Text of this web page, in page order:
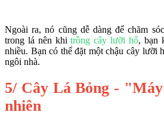
Ngoài ra, nó cũng dễ dàng để chăm
trong lá nên khitrồng cây lưỡi hổ, bạn
nhiều. Bạn có thể đặt một chậu cây lưỡi
ngôi nhà.
5/ Cây Lá Bỏng -
nhiên